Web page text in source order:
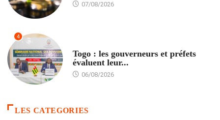
07/08/2026
4
Togo : les gouverneurs et préfets
évaluent leur...
06/08/2026
LES CATEGORIES